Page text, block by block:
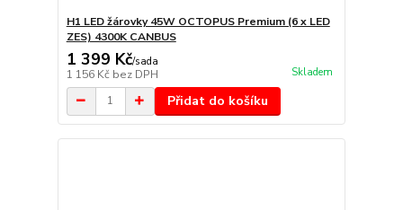
H1 LED žárovky 45W OCTOPUS Premium (6 x LED
ZES) 4300K CANBUS
1 399 Kč/sada
1 156 Kč bez DPH Skladem
Přidat do košíku